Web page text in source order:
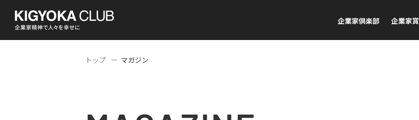
企業家倶楽部 企業家賞
トップ マガジン